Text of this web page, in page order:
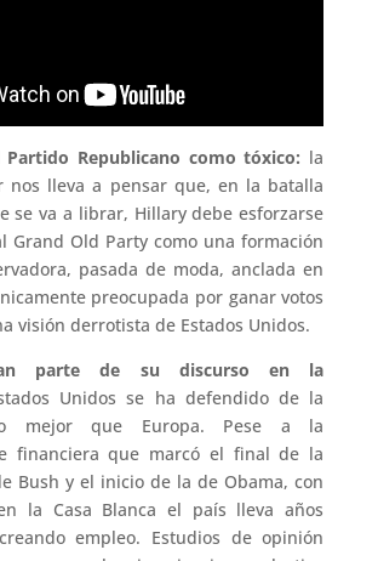
Partido Republicano como tóxico: la
nos lleva a pensar que, en la batalla
se va a librar, Hillary debe esforzarse
Grand Old Party como una formación
pasada de moda, anclada en
preocupada por ganar votos
visión derrotista de Estados Unidos.
parte de su discurso en la
Unidos se ha defendido de la
mejor que Europa. Pese a la
financiera que marcó el final de la
Bush y el inicio de la de Obama, con
la Casa Blanca el país lleva años
empleo. Estudios de opinión